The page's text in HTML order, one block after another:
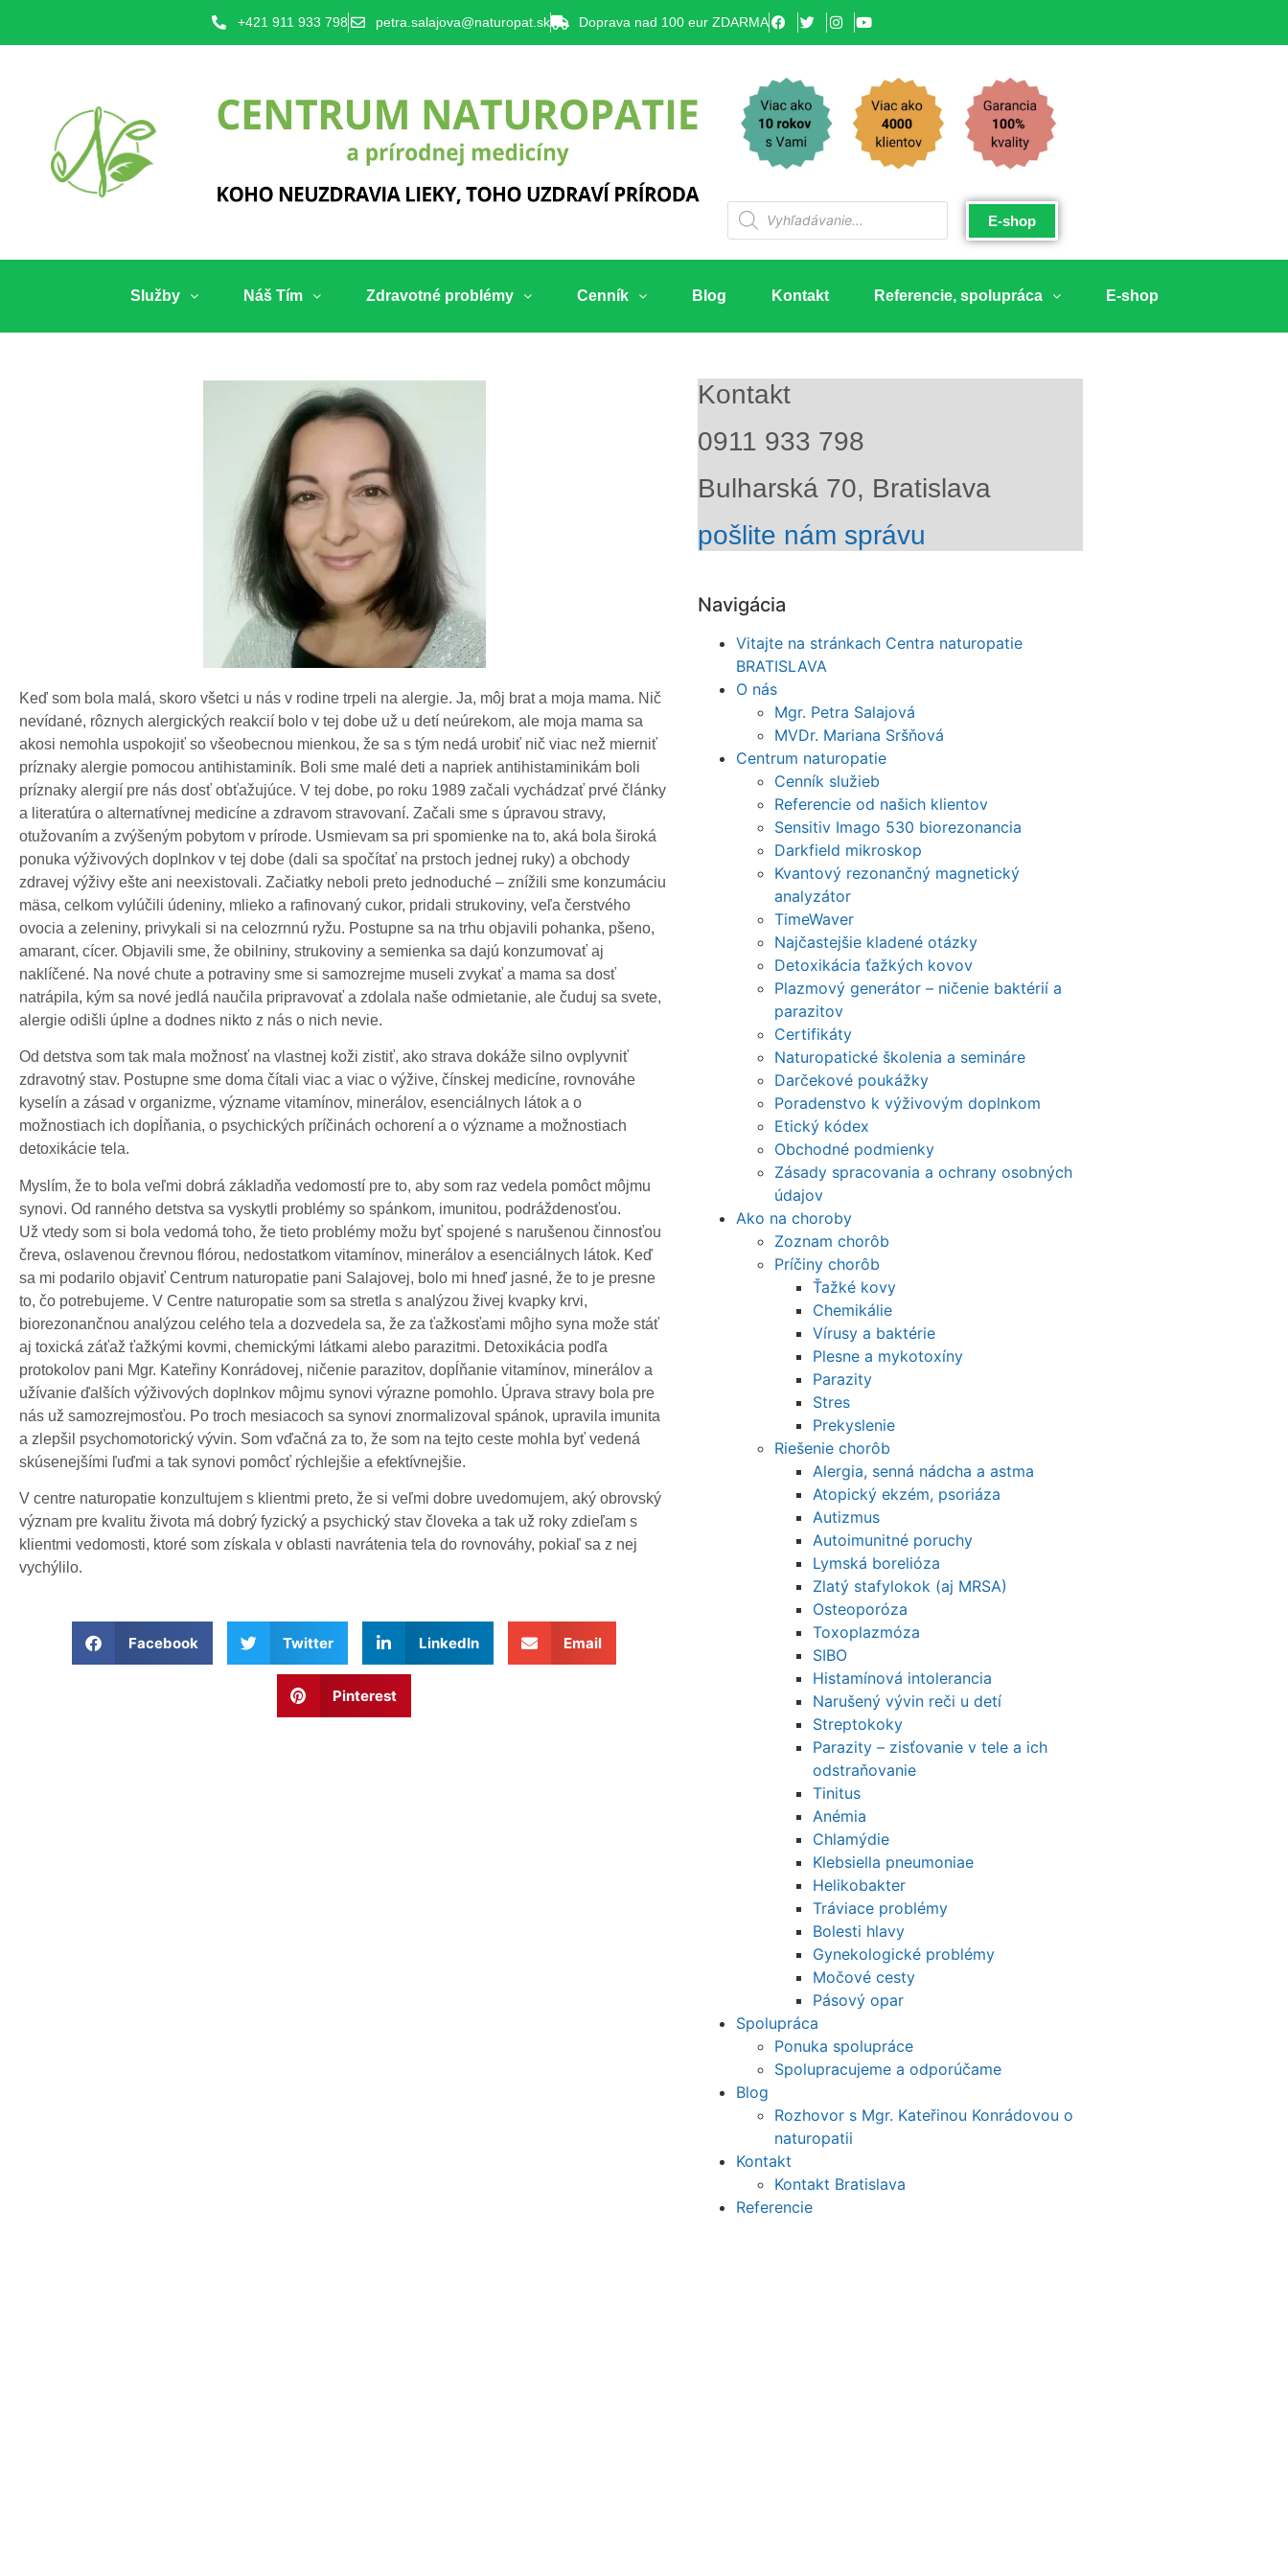
+421 911 933 798 petra.salajova@naturopat.sk Doprava nad 100 eur ZDARMA
E-shop
Služby Náš Tím Zdravotné problémy Cenník Blog Kontakt Referencie, spolupráca E-shop
Keď som bola malá, skoro všetci u nás v rodine trpeli na alergie. Ja, môj brat a moja mama. Nič
nevídané, rôznych alergických reakcií bolo v tej dobe už u detí neúrekom, ale moja mama sa
akosi nemohla uspokojiť so všeobecnou mienkou, že sa s tým nedá urobiť nič viac než mierniť
príznaky alergie pomocou antihistaminík. Boli sme malé deti a napriek antihistaminikám boli
príznaky alergií pre nás dosť obťažujúce. V tej dobe, po roku 1989 začali vychádzať prvé články
a literatúra o alternatívnej medicíne a zdravom stravovaní. Začali sme s úpravou stravy,
otužovaním a zvýšeným pobytom v prírode. Usmievam sa pri spomienke na to, aká bola široká
ponuka výživových doplnkov v tej dobe (dali sa spočítať na prstoch jednej ruky) a obchody
zdravej výživy ešte ani neexistovali. Začiatky neboli preto jednoduché – znížili sme konzumáciu
mäsa, celkom vylúčili údeniny, mlieko a rafinovaný cukor, pridali strukoviny, veľa čerstvého
ovocia a zeleniny, privykali si na celozrnnú ryžu. Postupne sa na trhu objavili pohanka, pšeno,
amarant, cícer. Objavili sme, že obilniny, strukoviny a semienka sa dajú konzumovať aj
naklíčené. Na nové chute a potraviny sme si samozrejme museli zvykať a mama sa dosť
natrápila, kým sa nové jedlá naučila pripravovať a zdolala naše odmietanie, ale čuduj sa svete,
alergie odišli úplne a dodnes nikto z nás o nich nevie.
Od detstva som tak mala možnosť na vlastnej koži zistiť, ako strava dokáže silno ovplyvniť
zdravotný stav. Postupne sme doma čítali viac a viac o výžive, čínskej medicíne, rovnováhe
kyselín a zásad v organizme, význame vitamínov, minerálov, esenciálnych látok a o
možnostiach ich dopĺňania, o psychických príčinách ochorení a o význame a možnostiach
detoxikácie tela.
Myslím, že to bola veľmi dobrá základňa vedomostí pre to, aby som raz vedela pomôct môjmu
synovi. Od ranného detstva sa vyskytli problémy so spánkom, imunitou, podráždenosťou.
Už vtedy som si bola vedomá toho, že tieto problémy možu byť spojené s narušenou činnosťou
čreva, oslavenou črevnou flórou, nedostatkom vitamínov, minerálov a esenciálnych látok. Keď
sa mi podarilo objaviť Centrum naturopatie pani Salajovej, bolo mi hneď jasné, že to je presne
to, čo potrebujeme. V Centre naturopatie som sa stretla s analýzou živej kvapky krvi,
biorezonančnou analýzou celého tela a dozvedela sa, že za ťažkosťami môjho syna može stáť
aj toxická záťaž ťažkými kovmi, chemickými látkami alebo parazitmi. Detoxikácia podľa
protokolov pani Mgr. Kateřiny Konrádovej, ničenie parazitov, dopĺňanie vitamínov, minerálov a
užívanie ďalších výživových doplnkov môjmu synovi výrazne pomohlo. Úprava stravy bola pre
nás už samozrejmosťou. Po troch mesiacoch sa synovi znormalizoval spánok, upravila imunita
a zlepšil psychomotorický vývin. Som vďačná za to, že som na tejto ceste mohla byť vedená
skúsenejšími ľuďmi a tak synovi pomôcť rýchlejšie a efektívnejšie.
V centre naturopatie konzultujem s klientmi preto, že si veľmi dobre uvedomujem, aký obrovský
význam pre kvalitu života má dobrý fyzický a psychický stav človeka a tak už roky zdieľam s
klientmi vedomosti, ktoré som získala v oblasti navrátenia tela do rovnováhy, pokiaľ sa z nej
vychýlilo.
Facebook Twitter LinkedIn Email
Pinterest
Kontakt
0911 933 798
Bulharská 70, Bratislava
pošlite nám správu
Navigácia
Vitajte na stránkach Centra naturopatie
BRATISLAVA
O nás
Mgr. Petra Salajová
MVDr. Mariana Sršňová
Centrum naturopatie
Cenník služieb
Referencie od našich klientov
Sensitiv Imago 530 biorezonancia
Darkfield mikroskop
Kvantový rezonančný magnetický
analyzátor
TimeWaver
Najčastejšie kladené otázky
Detoxikácia ťažkých kovov
Plazmový generátor – ničenie baktérií a
parazitov
Certifikáty
Naturopatické školenia a semináre
Darčekové poukážky
Poradenstvo k výživovým doplnkom
Etický kódex
Obchodné podmienky
Zásady spracovania a ochrany osobných
údajov
Ako na choroby
Zoznam chorôb
Príčiny chorôb
Ťažké kovy
Chemikálie
Vírusy a baktérie
Plesne a mykotoxíny
Parazity
Stres
Prekyslenie
Riešenie chorôb
Alergia, senná nádcha a astma
Atopický ekzém, psoriáza
Autizmus
Autoimunitné poruchy
Lymská borelióza
Zlatý stafylokok (aj MRSA)
Osteoporóza
Toxoplazmóza
SIBO
Histamínová intolerancia
Narušený vývin reči u detí
Streptokoky
Parazity – zisťovanie v tele a ich
odstraňovanie
Tinitus
Anémia
Chlamýdie
Klebsiella pneumoniae
Helikobakter
Tráviace problémy
Bolesti hlavy
Gynekologické problémy
Močové cesty
Pásový opar
Spolupráca
Ponuka spolupráce
Spolupracujeme a odporúčame
Blog
Rozhovor s Mgr. Kateřinou Konrádovou o
naturopatii
Kontakt
Kontakt Bratislava
Referencie